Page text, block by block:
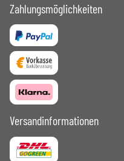
Zahlungsmöglichkeiten
Versandinformationen